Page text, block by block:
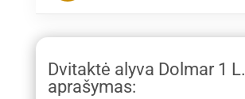
Dvitaktė alyva Dolmar 1 L.
aprašymas: